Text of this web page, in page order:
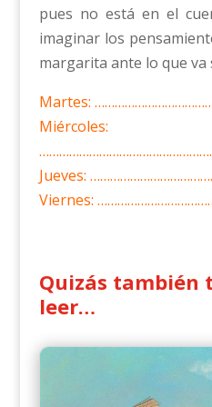
pues no está en el
imaginar los
margarita ante lo que va
Martes:
Miércoles:
Jueves:
Viernes:
Quizás también
leer…